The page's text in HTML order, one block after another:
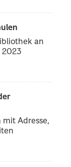
an
2023
mit Adresse,